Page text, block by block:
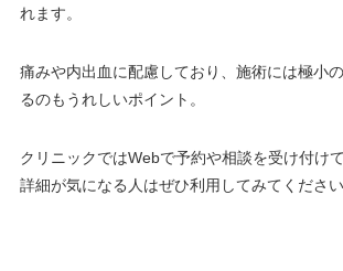
れます。
痛みや内出血に配慮しており、施術には極小
るのもうれしいポイント。
クリニックではWebで予約や相談を受け付け
詳細が気になる人はぜひ利用してみてください